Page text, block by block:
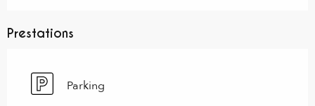
Prestations
Parking